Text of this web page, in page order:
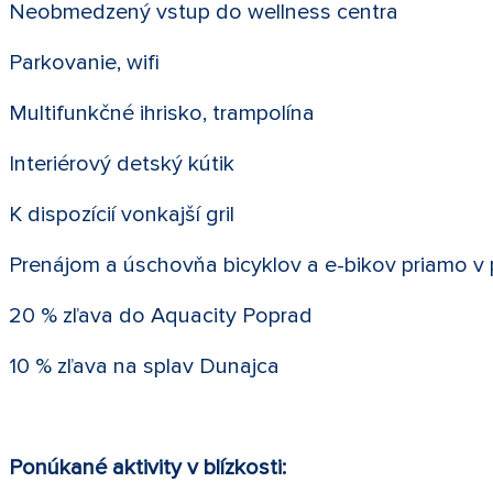
Neobmedzený vstup do wellness centra
Parkovanie, wifi
Multifunkčné ihrisko, trampolína
Interiérový detský kútik
K dispozícií vonkajší gril
Prenájom a úschovňa bicyklov a e-bikov priamo v
20 % zľava do Aquacity Poprad
10 % zľava na splav Dunajca
Ponúkané aktivity v blízkosti: